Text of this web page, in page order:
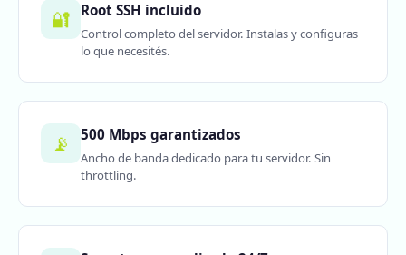
🔐 Root SSH incluido
Control completo del servidor. Instalas y configuras
lo que necesités.
📡 500 Mbps garantizados
Ancho de banda dedicado para tu servidor. Sin
throttling.